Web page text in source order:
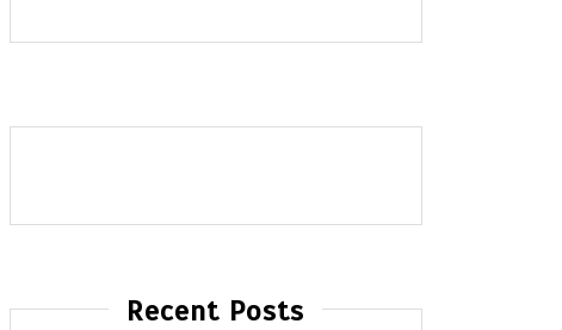
Recent Posts